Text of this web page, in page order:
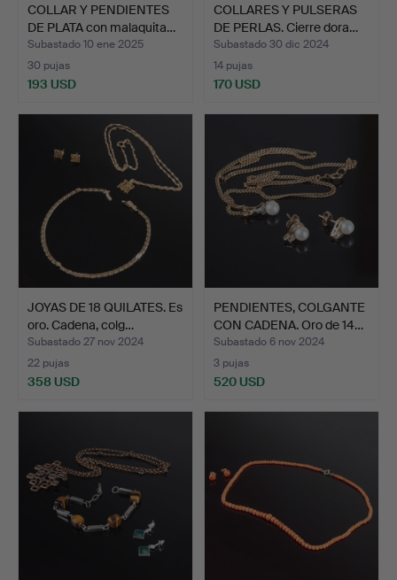
COLLAR Y PENDIENTES
DE PLATA con malaquita…
Subastado 10 ene 2025
30 pujas
193 USD
COLLARES Y PULSERAS
DE PERLAS. Cierre dora…
Subastado 30 dic 2024
14 pujas
170 USD
JOYAS DE 18 QUILATES. Es
oro. Cadena, colg…
Subastado 27 nov 2024
22 pujas
358 USD
PENDIENTES, COLGANTE
CON CADENA. Oro de 14…
Subastado 6 nov 2024
3 pujas
520 USD